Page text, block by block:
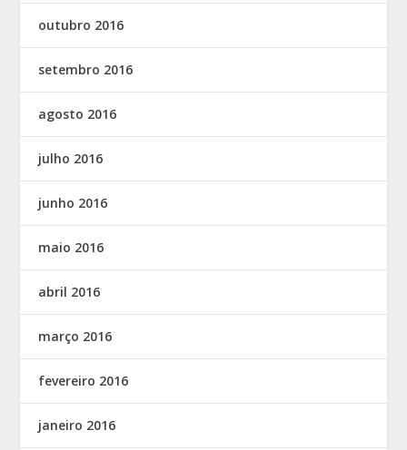
outubro 2016
setembro 2016
agosto 2016
julho 2016
junho 2016
maio 2016
abril 2016
março 2016
fevereiro 2016
janeiro 2016